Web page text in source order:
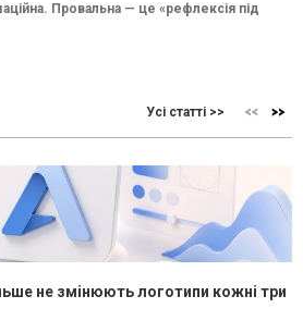
Провальна — це «рефлексія під
Усі статті >>
не змінюють логотипи кожні три